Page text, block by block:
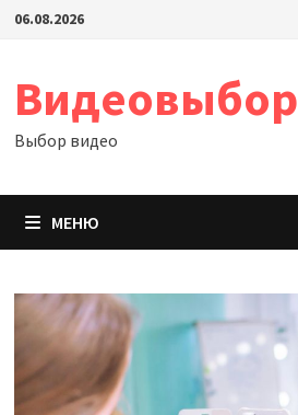
Перейти
06.08.2026
Видеовыбор
Выбор видео
МЕНЮ